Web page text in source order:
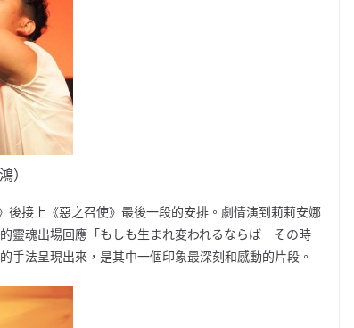
）
接上《惡之召使》最後一段的安排。劇情演到莉莉安娜
靈魂出場回應「もしも生まれ変われるならば その時
手法呈現出來，是其中一個印象最深刻和感動的片段。